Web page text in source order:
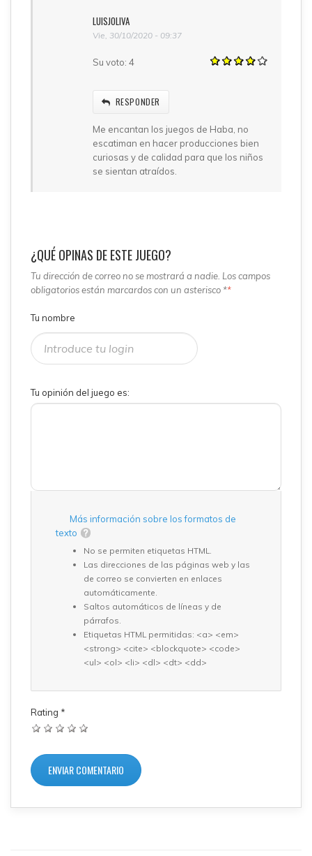
LUISJOLIVA
Vie, 30/10/2020 - 09:37
Su voto: 4
RESPONDER
Me encantan los juegos de Haba, no
escatiman en hacer producciones bien
curiosas y de calidad para que los niños
se sientan atraídos.
¿QUÉ OPINAS DE ESTE JUEGO?
Tu dirección de correo no se mostrará a nadie. Los campos
obligatorios están marcardos con un asterisco **
Tu nombre
Tu opinión del juego es:
Más información sobre los formatos de
texto
No se permiten etiquetas HTML.
Las direcciones de las páginas web y las
de correo se convierten en enlaces
automáticamente.
Saltos automáticos de líneas y de
párrafos.
Etiquetas HTML permitidas: <a> <em>
<strong> <cite> <blockquote> <code>
<ul> <ol> <li> <dl> <dt> <dd>
Rating *